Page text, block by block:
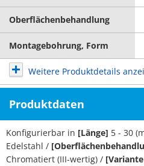
Oberflächenbehandlung
Montagebohrung, Form
Weitere Produktdetails
Produktdaten
Konfigurierbar in [Länge] 5 - 30
Edelstahl /
Chromatiert (III-wertig) /